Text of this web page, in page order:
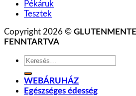
Pékáruk
Tesztek
Copyright 2026 ©
FENNTARTVA
Keresés
következőre:
WEBÁRUHÁZ
Egészséges édesség